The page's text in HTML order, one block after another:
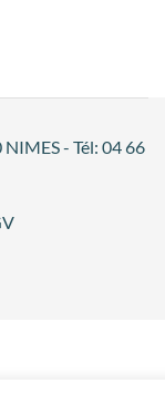
- Tél: 04 66